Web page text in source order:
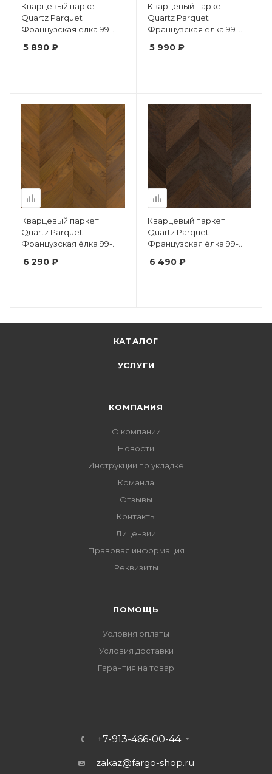
Кварцевый паркет
Quartz Parquet
Французская ёлка 99-
5 890 ₽
Кварцевый паркет
Quartz Parquet
Французская ёлка 99-
Американский Белый
5 990 ₽
Кварцевый паркет
Quartz Parquet
Французская ёлка 99-
Американский
6 290 ₽
Кварцевый паркет
Quartz Parquet
Французская ёлка 99-
Африканский
6 490 ₽
КАТАЛОГ
УСЛУГИ
КОМПАНИЯ
О компании
Новости
Инструкции по укладке
Команда
Отзывы
Контакты
Лицензии
Правовая информация
Реквизиты
ПОМОЩЬ
Условия оплаты
Условия доставки
Гарантия на товар
+7-913-466-00-44
zakaz@fargo-shop.ru